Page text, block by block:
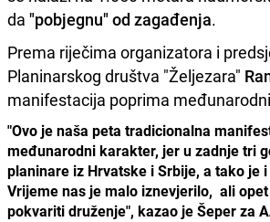
da "pobjegnu" od zagađenja.
Prema riječima organizatora i
Planinarskog društva "Željezara"
manifestacija poprima
"Ovo je naša peta tradicionalna
međunarodni karakter, jer u zadnje tri
planinare iz Hrvatske i Srbije, a tako je
Vrijeme nas je malo iznevjerilo, ali
pokvariti druženje", kazao je Šeper za